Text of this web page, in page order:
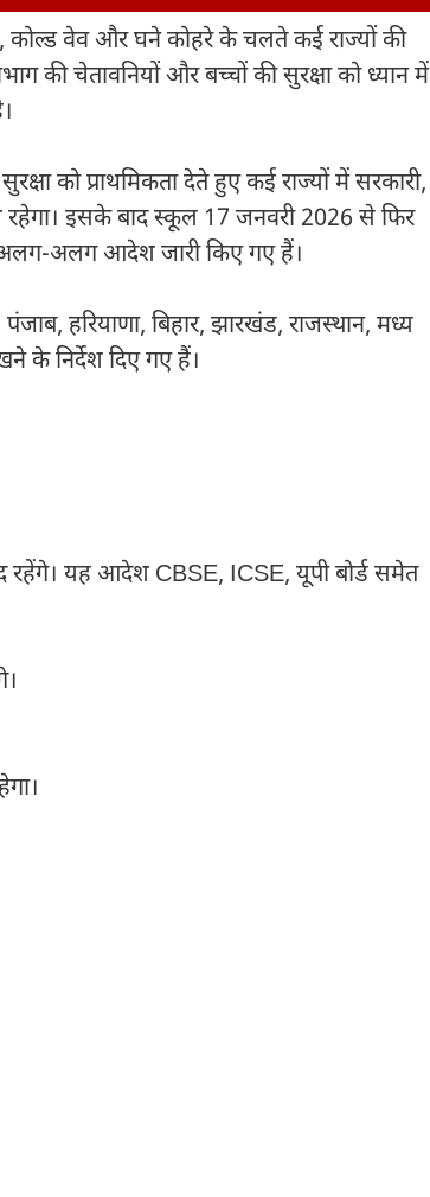
कोल्ड वेव और घने कोहरे के चलते कई राज्यों की
की चेतावनियों और बच्चों की सुरक्षा को ध्यान में
को प्राथमिकता देते हुए कई राज्यों में सरकारी,
इसके बाद स्कूल 17 जनवरी 2026 से फिर
अलग आदेश जारी किए गए हैं।
हरियाणा, बिहार, झारखंड, राजस्थान, मध्य
के निर्देश दिए गए हैं।
यह आदेश CBSE, ICSE, यूपी बोर्ड समेत